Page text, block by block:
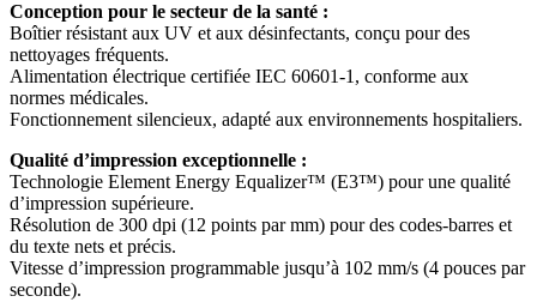
Conception pour le secteur de la santé :
Boîtier résistant aux UV et aux désinfectants, conçu pour des
nettoyages fréquents.
Alimentation électrique certifiée IEC 60601-1, conforme aux
normes médicales.
Fonctionnement silencieux, adapté aux environnements hospitaliers.
Qualité d’impression exceptionnelle :
Technologie Element Energy Equalizer™ (E3™) pour une qualité
d’impression supérieure.
Résolution de 300 dpi (12 points par mm) pour des codes-barres et
du texte nets et précis.
Vitesse d’impression programmable jusqu’à 102 mm/s (4 pouces par
seconde).